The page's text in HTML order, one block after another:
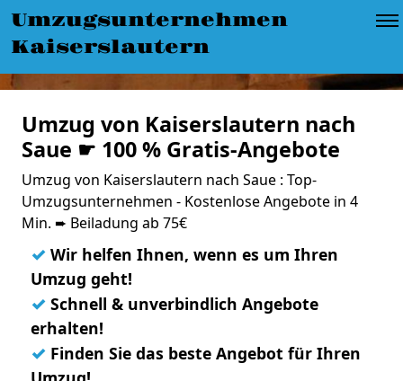
Umzugsunternehmen
Kaiserslautern
Umzug von Kaiserslautern nach
Saue ☛ 100 % Gratis-Angebote
Umzug von Kaiserslautern nach Saue : Top-
Umzugsunternehmen - Kostenlose Angebote in 4
Min. ➨ Beiladung ab 75€
✓ Wir helfen Ihnen, wenn es um Ihren
Umzug geht!
✓ Schnell & unverbindlich Angebote
erhalten!
✓ Finden Sie das beste Angebot für Ihren